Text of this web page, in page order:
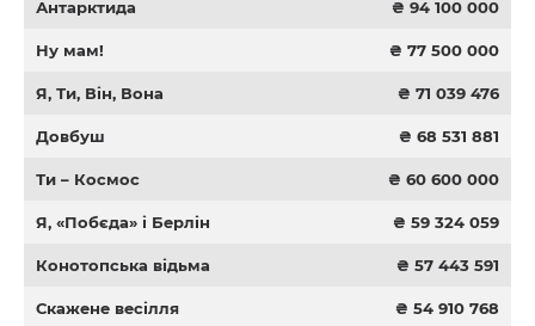
Антарктида ₴ 94 100 000
Ну мам! ₴ 77 500 000
Я, Ти, Він, Вона ₴ 71 039 476
Довбуш ₴ 68 531 881
Ти – Космос ₴ 60 600 000
Я, «Побєда» і Берлін ₴ 59 324 059
Конотопська відьма ₴ 57 443 591
Скажене весілля ₴ 54 910 768